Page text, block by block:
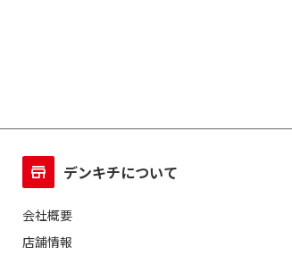
デンキチについて
会社概要
店舗情報